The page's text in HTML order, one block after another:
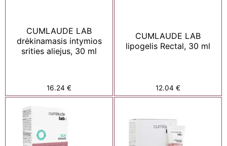
CUMLAUDE LAB
drėkinamasis intymios
srities aliejus, 30 ml
16.24 €
CUMLAUDE LAB
lipogelis Rectal, 30 ml
12.04 €